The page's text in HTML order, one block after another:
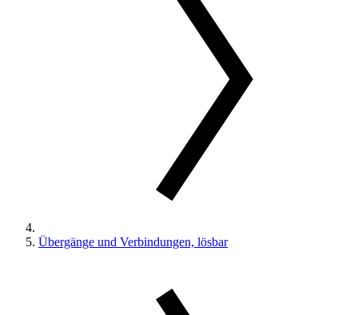
Übergänge und Verbindungen, lösbar